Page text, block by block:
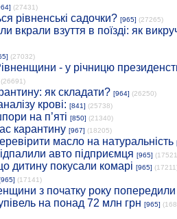
(27431)
рівненські садочки? [965] (27265)
вкрали взуття в поїзді: як
(27032)
- у річницю
(26691)
як складати? [964] (26250)
крові: [841] (25738)
на п’яті [850] (21340)
карантину [967] (18205)
масло на натуральність
авто підприємця [965]
дитину покусали комарі [965]
(17141)
з початку року
на понад 72 млн грн [965]